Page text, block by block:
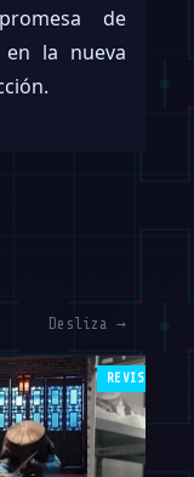
de
la nueva
Desliza →
REVISTA